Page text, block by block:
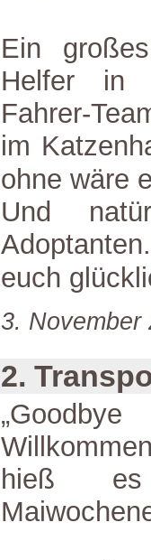
Ein
Helfer in
Fahrer-
im
ohne wäre
Und
euch
3. November
2.
hieß